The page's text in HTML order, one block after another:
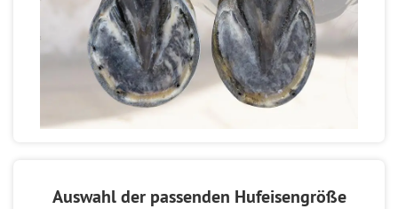
Auswahl der passenden Hufeisengröße